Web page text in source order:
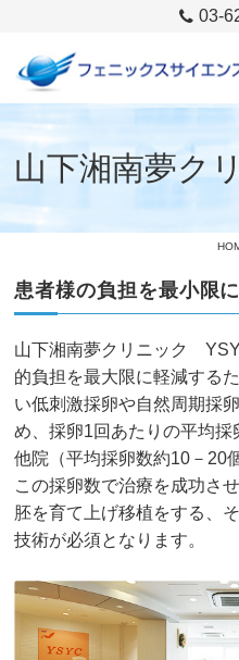
03-
山下湘南夢ク
患者様の負担を最小限
山下湘南夢クリニック
的負担を最大限に軽減する
い低刺激採卵や自然周期採
め、採卵1回あたりの平均採
他院（平均採卵数約10－20
この採卵数で治療を成功さ
胚を育て上げ移植をする、
技術が必須となります。